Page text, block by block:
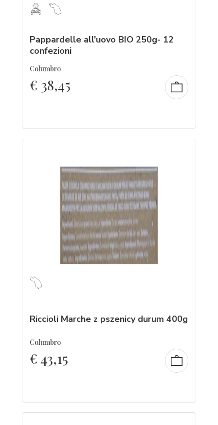
Pappardelle all'uovo BIO 250g- 12
confezioni
Columbro
€ 38,45
Riccioli Marche z pszenicy durum 400g
Columbro
€43,15